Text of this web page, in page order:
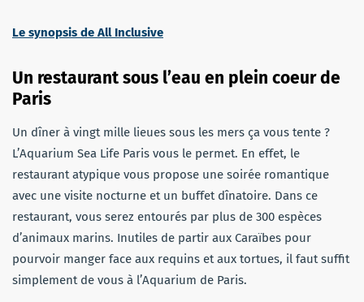
Le synopsis de All Inclusive
Un restaurant sous l’eau en plein coeur de
Paris
Un dîner à vingt mille lieues sous les mers ça vous tente ?
L’Aquarium Sea Life Paris vous le permet. En effet, le
restaurant atypique vous propose une soirée romantique
avec une visite nocturne et un buffet dînatoire. Dans ce
restaurant, vous serez entourés par plus de 300 espèces
d’animaux marins. Inutiles de partir aux Caraïbes pour
pourvoir manger face aux requins et aux tortues, il faut suffit
simplement de vous à l’Aquarium de Paris.